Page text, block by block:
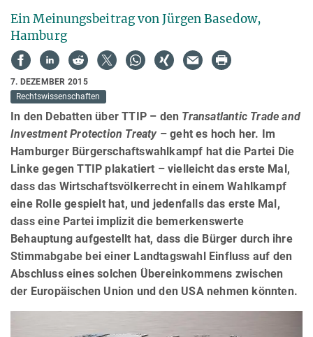
Ein Meinungsbeitrag von Jürgen Basedow,
Hamburg
7. DEZEMBER 2015
Rechtswissenschaften
In den Debatten über TTIP – den Transatlantic Trade and
Investment Protection Treaty– geht es hoch her. Im
Hamburger Bürgerschaftswahlkampf hat die Partei Die
Linke gegen TTIP plakatiert – vielleicht das erste Mal,
dass das Wirtschaftsvölkerrecht in einem Wahlkampf
eine Rolle gespielt hat, und jedenfalls das erste Mal,
dass eine Partei implizit die bemerkenswerte
Behauptung aufgestellt hat, dass die Bürger durch ihre
Stimmabgabe bei einer Landtagswahl Einfluss auf den
Abschluss eines solchen Übereinkommens zwischen
der Europäischen Union und den USA nehmen könnten.